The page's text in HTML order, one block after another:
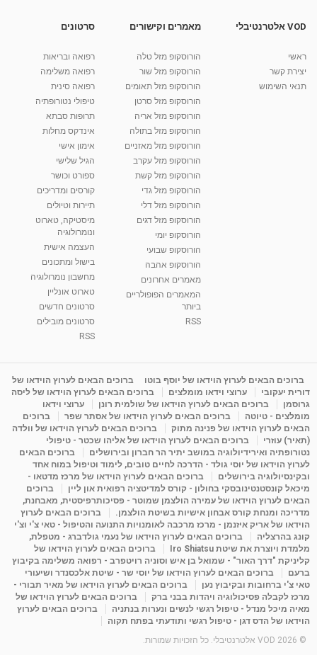
מאת
10:17
קרין גורן - העוגה המתגלצ’ת ללא קמח
38.5k צפיות
01:37
יוסי שר - מתמחה בשיטת אלכסנדר וטאי צ'י
2,738 צפיות
01:46
רנה רז-גילו -טיפול אנרגטי ויעוץ רוחני - נומרולוגית
2,314 צפיות
05:37
סודות בתאריך הלידה, משמעות חודש הלידה -
ינואר זינה ליבשיץ נומרולוגית
ליסה גרוסמן - המרכז לאימון התנהגותי - קשב
09:12
מדיטציה בדמיון מודרך - היכרות עם האני הפנימי
מאת admin 11 שנים 3,649 צפיות
פנינה מתוק - מרכז "נתיב הלב" בהרצליה-
מדיטציה-התחדשות
Shahar-vod
VOD אלטרנטיבלי
ראשי
יצירת קשר
תנאי השימוש
מאמרים וקישורים
הורוסקופ מזל טלה
הורוסקופ מזל שור
הורוסקופ מזל תאומים
הורוסקופ מזל סרטן
הורוסקופ מזל אריה
הורוסקופ מזל בתולה
הורוסקופ מזל מאזניים
הורוסקופ מזל עקרב
הורוסקופ מזל קשת
הורוסקופ מזל גדי
הורוסקופ מזל דלי
הורוסקופ מזל דגים
הורוסקופ יומי
הורוסקופ שבועי
הורוסקופ אהבה
מאמרים אחרונים
המאמרים הפופולריים
ביותר
RSS
סרטונים
רפואה ובריאות
רפואה משלימה
רפואה סינית
טיפולי נטורופתיה
תרופות סבתא
אינדקס מחלות
אימון אישי
הגיל שלישי
ספורט וכושר
קורסים ומדריכים
תיירות וטיולים
מיסטיקה, טארוט
ונומרולוגיה
העצמה אישית
בישול ומתכונים
מחשבון נומרולוגיה
טארוט אונליין
סרטונים חדשים
סרטונים מובילים
RSS
ברוכים הבאים לערוץ הוידאו של יוסף בוטו
ברוכים הבאים לערוץ הוידאו של
דורית יעקובי
ערוצי וידאו מומלצים
ברוכים הבאים לערוץ הוידאו של ליסה
גרוסמן
ברוכים הבאים לערוץ הוידאו של שולמית רונן
ערוצי וידאו
מומלצים - טיוטה
ברוכים הבאים לערוץ הוידאו של אסתר שפר
ברוכים
הבאים לערוץ הוידאו של פנינה מתוק
ברוכים הבאים לערוץ הוידאו של וולדה
(תאיר) עוזרי
ברוכים הבאים לערוץ הוידאו של אליהו שכטר - טיפולי
נטורופתיה ואירידיולוגיה במושב יתיר הר חברון ובירושלים
ברוכים הבאים
לערוץ הוידאו של יוסי גולד - הדרכה לחיים טובים, לימוד וטיפול במוח אחד
ובקינסיולוגיה בירושלים
ברוכים הבאים לערוץ הוידאו של מרכז מדטאו -
מיכאל קונסטנטינובסקי בחולון - קורס למדיטציה רפואית און ליין
ברוכים
הבאים לערוץ הוידאו של עמירה הולצמן שמוטר - פסיכותרפיסטית, מאבחנת,
מדריכה ומנחת קורס אבחון אישיות בשיטת הולצמן.
ברוכים הבאים לערוץ
הוידאו של אריק איזנמן - מרכז מרכבה לאומנויות התנועה והטיפול - טאי צ'י וצ'י
קונג בהרצליה
ברוכים הבאים לערוץ הוידאו של נעמי גולדברג - מטפלת,
מלמדת ויוצרת את שיטת Iro Shiatsu
ברוכים הבאים לערוץ הוידאו של
קליניקת "דרך האור" - שמואל בן איש וסוניה רויטפרב - רפואה משלימה בקיבוץ
ברעם
ברוכים הבאים לערוץ הוידאו של יוסי שר - שיטת אלכסנדר ושיעורי
טאי צ'י ברחובות ובקיבוץ נען
ברוכים הבאים לערוץ הוידאו של מאיר תבורי -
מרכז לקבלה פסיכולוגיה ויהדות בבני ברק
ברוכים הבאים לערוץ הוידאו של
מאיה מיכל מנדל - טיפול רגשי לנשים ונערות בנתניה
ברוכים הבאים לערוץ
הוידאו של הדס דגן - טיפול רגשי ותודעתי בפתח תקוה
© 2026 VOD אלטרנטיבלי. כל הזכויות שמורות.